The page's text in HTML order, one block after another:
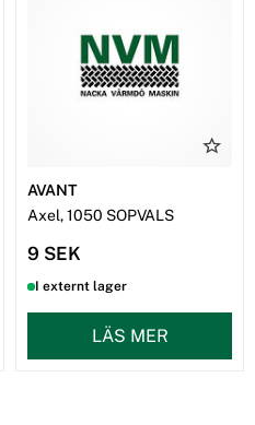
AVANT
Axel, 1050 SOPVALS
9 SEK
I externt lager
LÄS MER